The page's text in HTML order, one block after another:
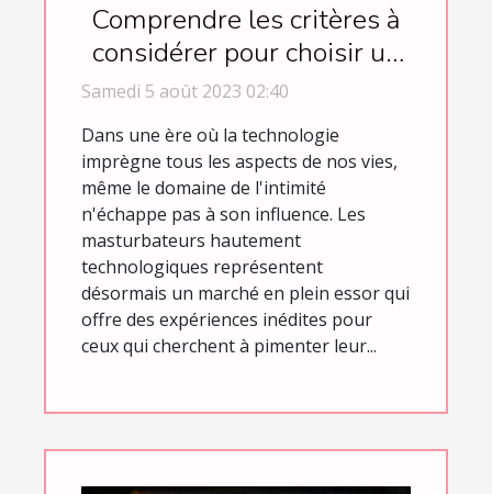
Comprendre les critères à
considérer pour choisir un
masturbateur de haute
technologie
Samedi 5 août 2023 02:40
Dans une ère où la technologie
imprègne tous les aspects de nos vies,
même le domaine de l'intimité
n'échappe pas à son influence. Les
masturbateurs hautement
technologiques représentent
désormais un marché en plein essor qui
offre des expériences inédites pour
ceux qui cherchent à pimenter leur...